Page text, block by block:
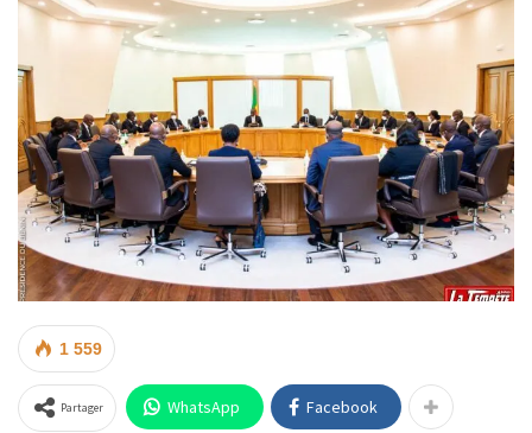
1 559
Partager WhatsApp Facebook